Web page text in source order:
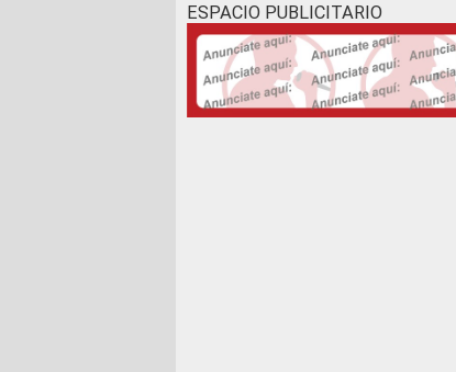
ESPACIO PUBLICITARIO